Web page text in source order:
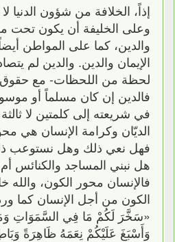
إذاً، الخلافة من شؤون الدنيا
وعلى الخليفة أن يكون تحت
والدين، كما على المواطن
الإيمان والدين. والدين لم
لحظة من اللحظات- مع حقوق
فالدين إن كان مسلماً أو
في شريعته إلى كلمتين لا
الديّان وكرامة الإنسان هي
فهل نعي ذلك وهل نستوعب
هل نبني المساجد والكنائس أم
فالإنسان محور الكون، والله
الكون من أجل الإنسان كما
«سَخَّرَ لَكُمْ مَا فِي السَّمَوَاتِ
وَأَسْبَغَ عَلَيْكُمْ نِعَمَهُ ظَاهِرَةً